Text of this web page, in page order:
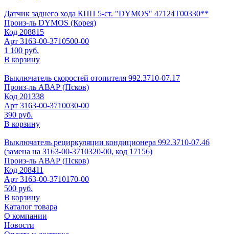
Датчик заднего хода КПП 5-ст. "DYMOS" 47124Т00330**
Произ-ль DYMOS (Корея)
Код 208815
Арт 3163-00-3710500-00
1 100 руб.
В корзину
Выключатель скоростей отопителя 992.3710-07.17
Произ-ль АВАР (Псков)
Код 201338
Арт 3163-00-3710030-00
390 руб.
В корзину
Выключатель рециркуляции кондиционера 992.3710-07.46
(замена на 3163-00-3710320-00, код 17156)
Произ-ль АВАР (Псков)
Код 208411
Арт 3163-00-3710170-00
500 руб.
В корзину
Каталог товара
О компании
Новости